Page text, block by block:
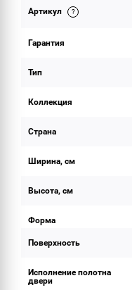
ОБЪЕМ ПОСТАВКИ
Артикул
Гарантия
Тип
Коллекция
Страна
Ширина, см
Высота, см
Форма
Поверхность
Исполнение полотна
двери